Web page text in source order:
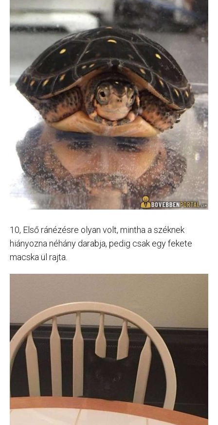
10, Első ránézésre olyan volt, mintha a széknek
hiányozna néhány darabja, pedig csak egy fekete
macska ül rajta.